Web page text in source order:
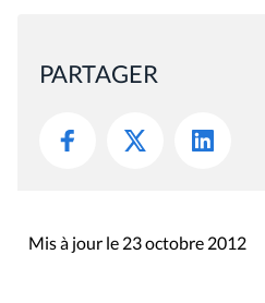
PARTAGER
Mis à jour le 23 octobre 2012